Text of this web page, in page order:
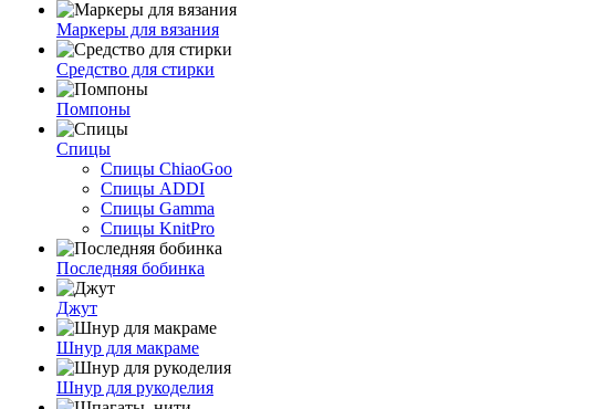
Маркеры для вязания
Средство для стирки
Помпоны
Спицы
Спицы ChiaoGoo
Спицы ADDI
Спицы Gamma
Спицы KnitPro
Последняя бобинка
Джут
Шнур для макраме
Шнур для рукоделия